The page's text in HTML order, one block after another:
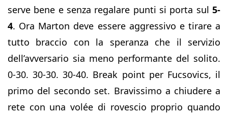
serve bene e senza regalare punti si porta sul 5-
4. Ora Marton deve essere aggressivo e tirare a
tutto braccio con la speranza che il servizio
dell’avversario sia meno performante del solito.
0-30. 30-30. 30-40. Break point per Fucsovics, il
primo del secondo set. Bravissimo a chiudere a
rete con una volée di rovescio proprio quando